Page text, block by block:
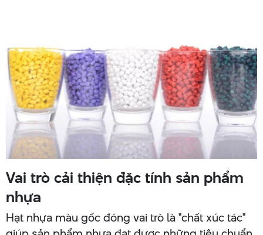
Vai trò cải thiện đặc tính sản phẩm
nhựa
Hạt nhựa màu gốc đóng vai trò là "chất xúc tác"